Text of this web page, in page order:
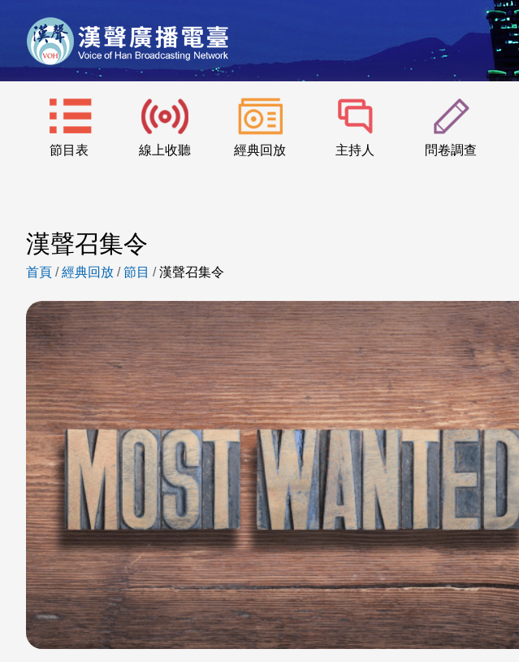
節目表 線上收聽 經典回放 主持人 問卷調查
漢聲召集令
首頁 /經典回放 /節目 /漢聲召集令